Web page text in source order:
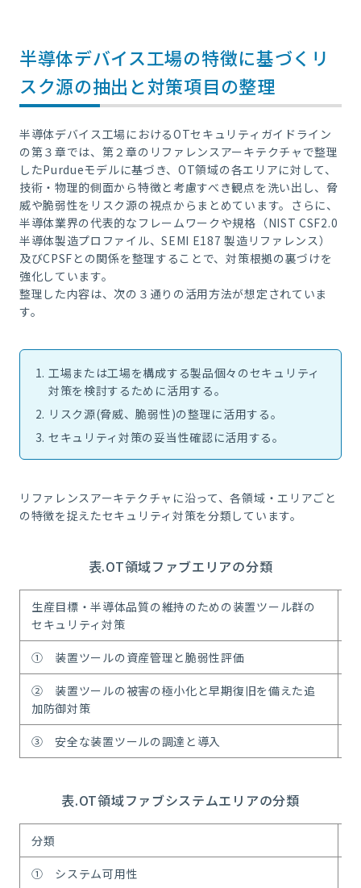
半導体デバイス工場の特徴に基づくリ
スク源の抽出と対策項目の整理
半導体デバイス工場におけるOTセキュリティガイドライン
の第３章では、第２章のリファレンスアーキテクチャで整理
したPurdueモデルに基づき、OT領域の各エリアに対して、
技術・物理的側面から特徴と考慮すべき観点を洗い出し、脅
威や脆弱性をリスク源の視点からまとめています。さらに、
半導体業界の代表的なフレームワークや規格（NIST CSF2.0
半導体製造プロファイル、SEMI E187 製造リファレンス）
及びCPSFとの関係を整理することで、対策根拠の裏づけを
強化しています。
整理した内容は、次の３通りの活用方法が想定されていま
す。
工場または工場を構成する製品個々のセキュリティ
対策を検討するために活用する。
リスク源(脅威、脆弱性)の整理に活用する。
セキュリティ対策の妥当性確認に活用する。
リファレンスアーキテクチャに沿って、各領域・エリアごと
の特徴を捉えたセキュリティ対策を分類しています。
表.OT領域ファブエリアの分類
生産目標・半導体品質の維持のための装置ツール群の
セキュリティ対策
① 装置ツールの資産管理と脆弱性評価
② 装置ツールの被害の極小化と早期復旧を備えた追
加防御対策
③ 安全な装置ツールの調達と導入
表.OT領域ファブシステムエリアの分類
分類
① システム可用性